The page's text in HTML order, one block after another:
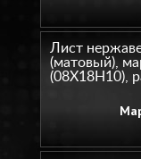
Лист
(матовый),
(08Х18Н10),